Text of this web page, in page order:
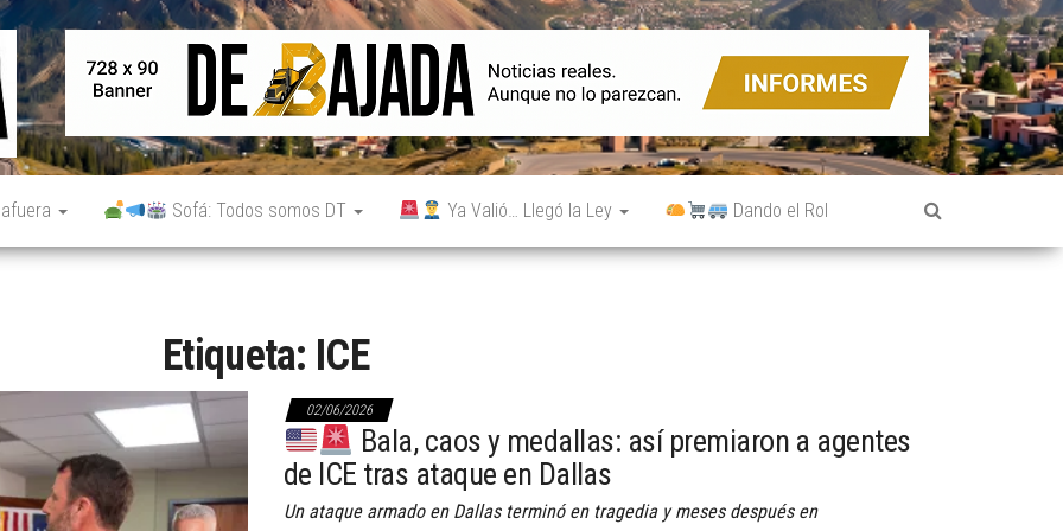
De
Bajada
Noticias
reales.
Aunque
no lo
parezcan.
Sofá: Todos somos DT Ya Valió… Llegó la Ley Dando el Rol
Etiqueta: ICE
02/06/2026
Bala, caos y medallas: así premiaron a agentes
de ICE tras ataque en Dallas
Un ataque armado en Dallas terminó en tragedia y meses después en